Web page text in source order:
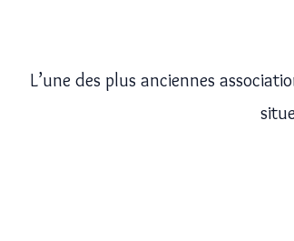
L’une des plus anciennes